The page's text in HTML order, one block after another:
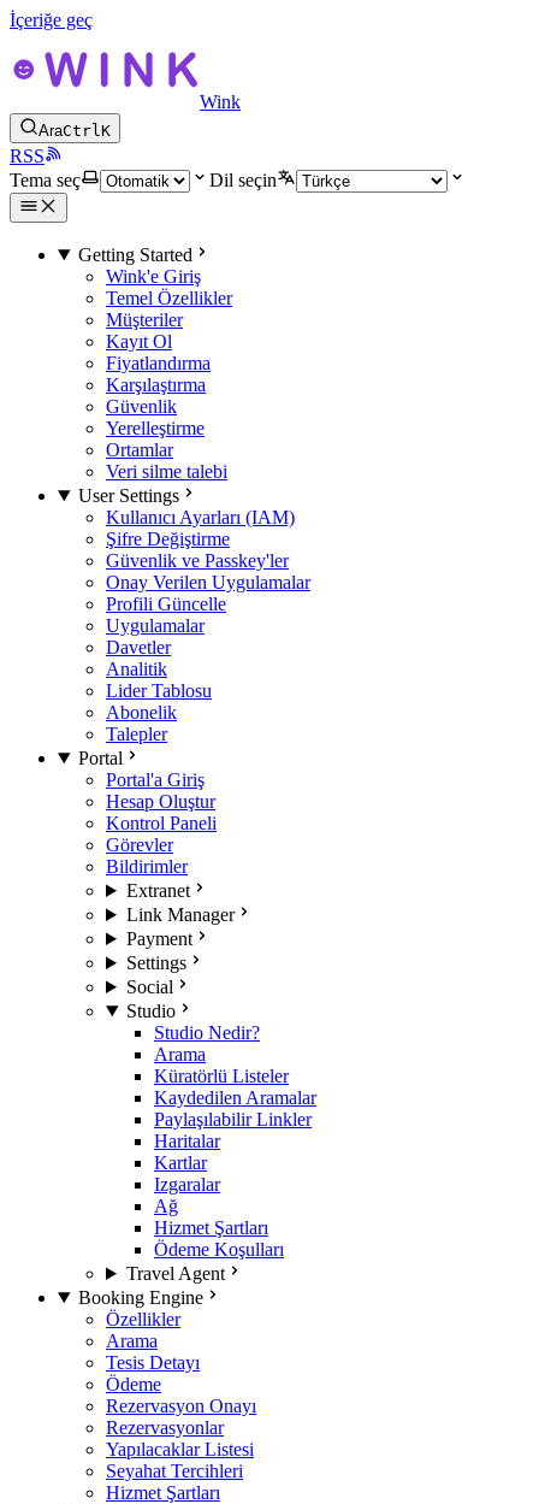
İçeriğe geç
Wink
AraCtrlK
RSS
Tema seç
Dil seçin
Getting Started
Wink'e Giriş
Temel Özellikler
Müşteriler
Kayıt Ol
Fiyatlandırma
Karşılaştırma
Güvenlik
Yerelleştirme
Ortamlar
Veri silme talebi
User Settings
Kullanıcı Ayarları (IAM)
Şifre Değiştirme
Güvenlik ve Passkey'ler
Onay Verilen Uygulamalar
Profili Güncelle
Uygulamalar
Davetler
Analitik
Lider Tablosu
Abonelik
Talepler
Portal
Portal'a Giriş
Hesap Oluştur
Kontrol Paneli
Görevler
Bildirimler
Extranet
Link Manager
Payment
Settings
Social
Studio
Studio Nedir?
Arama
Küratörlü Listeler
Kaydedilen Aramalar
Paylaşılabilir Linkler
Haritalar
Kartlar
Izgaralar
Ağ
Hizmet Şartları
Ödeme Koşulları
Travel Agent
Booking Engine
Özellikler
Arama
Tesis Detayı
Ödeme
Rezervasyon Onayı
Rezervasyonlar
Yapılacaklar Listesi
Seyahat Tercihleri
Hizmet Şartları